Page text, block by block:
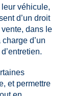
véhicule,
d’un droit
dans le
d’un
et permettre